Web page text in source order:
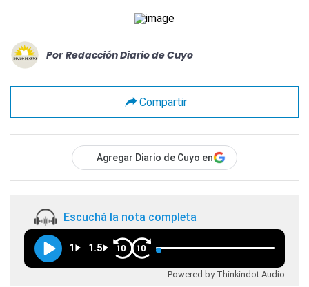
Por Redacción Diario de Cuyo
Compartir
Agregar Diario de Cuyo en
Escuchá la nota completa
1 1.5 10 10
Powered by Thinkindot Audio